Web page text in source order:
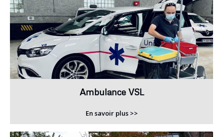
Ambulance VSL
En savoir plus >>